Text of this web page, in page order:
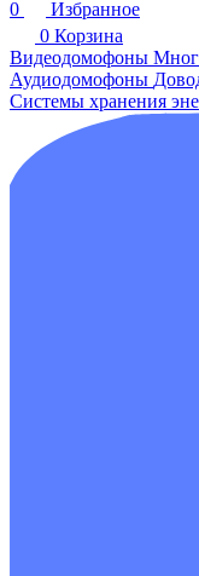
0
Избранное
0 Корзина
Видеодомофоны
Аудиодомофоны
Системы хранения